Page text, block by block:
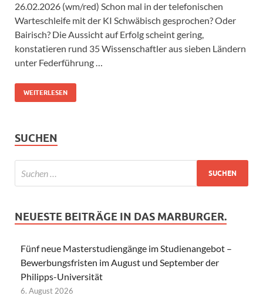
26.02.2026 (wm/red) Schon mal in der telefonischen
Warteschleife mit der KI Schwäbisch gesprochen? Oder
Bairisch? Die Aussicht auf Erfolg scheint gering,
konstatieren rund 35 Wissenschaftler aus sieben Ländern
unter Federführung …
WEITERLESEN
SUCHEN
NEUESTE BEITRÄGE IN DAS MARBURGER.
Fünf neue Masterstudiengänge im Studienangebot –
Bewerbungsfristen im August und September der
Philipps-Universität
6. August 2026